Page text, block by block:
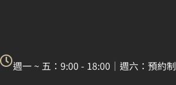
週一 ~ 五：9:00 - 18:00｜週六：預約制